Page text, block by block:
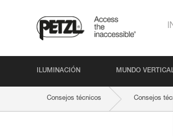
ILUMINACIÓN MUNDO
Consejos técnicos Consejos